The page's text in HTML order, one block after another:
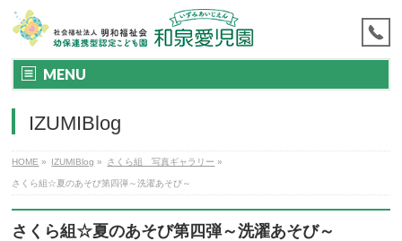
MENU
IZUMIBlog
HOME » IZUMIBlog » さくら組 写真ギャラリー »
さくら組☆夏のあそび第四弾～洗濯あそび～
さくら組☆夏のあそび第四弾～洗濯あそび～